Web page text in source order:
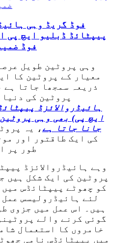
فوڈ گریڈ وہی
پیپٹائڈ ڈبلیو ایچ پی
فوڈ
وہی پروٹین طویل
معیار کے پروٹین کا
ذریعہ سمجھا جاتا ہے
پروٹین کی دنیا
ہائیڈروالائزڈ
ایچ پی) بھی وہی
جانا جاتا ہے ، یہ
کی ایک طاقتور اور
طور پر
وہے ہائیڈروالائزڈ
پروٹین کی ایک شکل ہیں
کو چھوٹے پیپٹائڈس
لئے ہائیڈرولیسس
ہیں۔ اس عمل میں جزوی
گوئی کرنے والے
خامروں کا استعمال
میں پیپٹائڈس نامی